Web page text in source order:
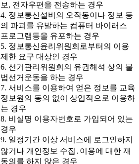
보, 전자우편을 전송하는 경우
4. 정보통신설비의 오작동이나 정보 등
의 파괴를 유발하는 컴퓨터 바이러스
프로그램등을 유포하는 경우
5. 정보통신윤리위원회로부터의 이용
제한 요구 대상인 경우
6. 선거관리위원회의 유권해석 상의 불
법선거운동을 하는 경우
7. 서비스를 이용하여 얻은 정보를 교육
정보원의 동의 없이 상업적으로 이용하
는 경우
8. 비실명 이용자번호로 가입되어 있는
경우
9. 일정기간 이상 서비스에 로그인하지
않거나 개인정보 수집․이용에 대한 재
동의를 하지 않은 경우